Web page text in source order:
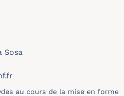
Sosa
au cours de la mise en forme